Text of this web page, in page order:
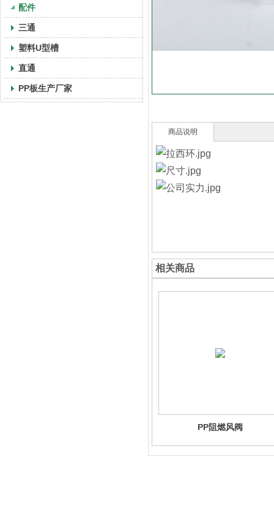
配件
三通
塑料U型槽
直通
PP板生产厂家
商品说明
相关商品
PP阻燃风阀